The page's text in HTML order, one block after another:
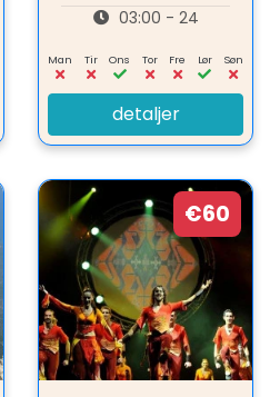
03:00 - 24
Man Tir Ons Tor Fre Lør Søn
detaljer
€60